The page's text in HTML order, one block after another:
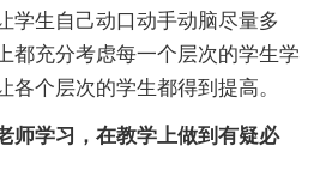
学生自己动口动手动脑尽量多
都充分考虑每一个层次的学生学
各个层次的学生都得到提高。
学习，在教学上做到有疑必